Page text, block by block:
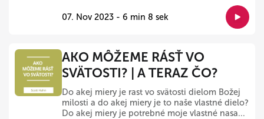
07. Nov 2023 - 6 min 8 sek
AKO MÔŽEME RÁSŤ VO
SVÄTOSTI? | A TERAZ ČO?
Do akej miery je rast vo svätosti dielom Božej
milosti a do akej miery je to naše vlastné dielo?
Do akej miery je potrebné moje vlastné nasa...